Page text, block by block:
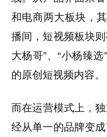
和电商两大板块，
播间，短视频板块
大杨哥”、“小杨臻
的原创短视频内容。
而在运营模式上，
经从单一的品牌变